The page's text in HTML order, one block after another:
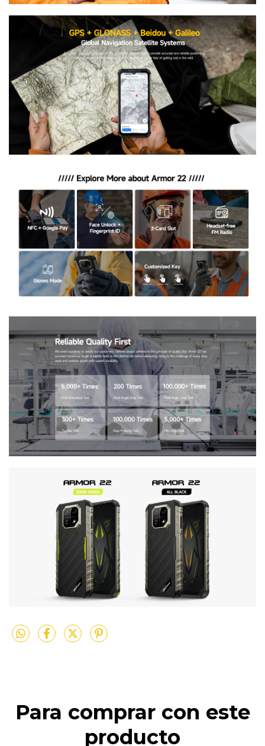
Para comprar con este
producto